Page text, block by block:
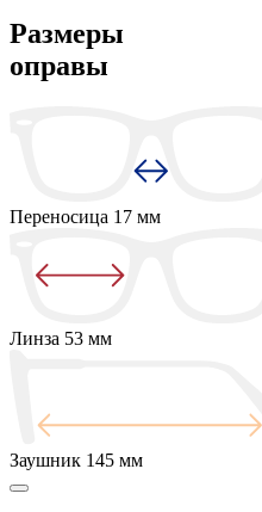
Размеры
оправы
Переносица 17 мм
Линза 53 мм
Заушник 145 мм